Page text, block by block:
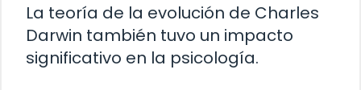
La teoría de la evolución de Charles
Darwin también tuvo un impacto
significativo en la psicología.